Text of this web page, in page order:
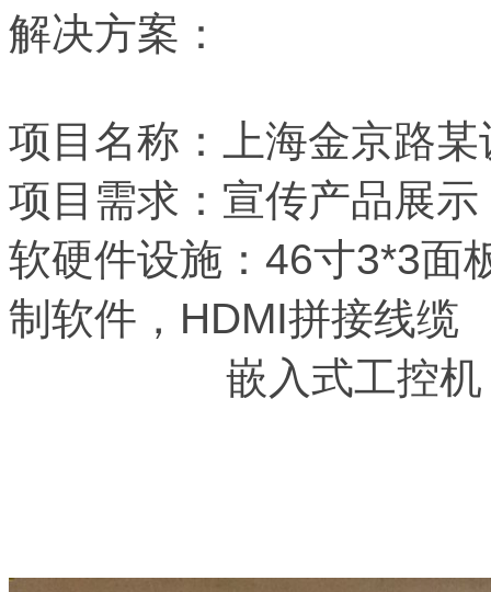
解决方案：
项目名称：上海金京路
项目需求：宣传产品展示
软硬件设施： 46寸3*3面
制软件，HDMI拼接线缆
嵌入式工控机，